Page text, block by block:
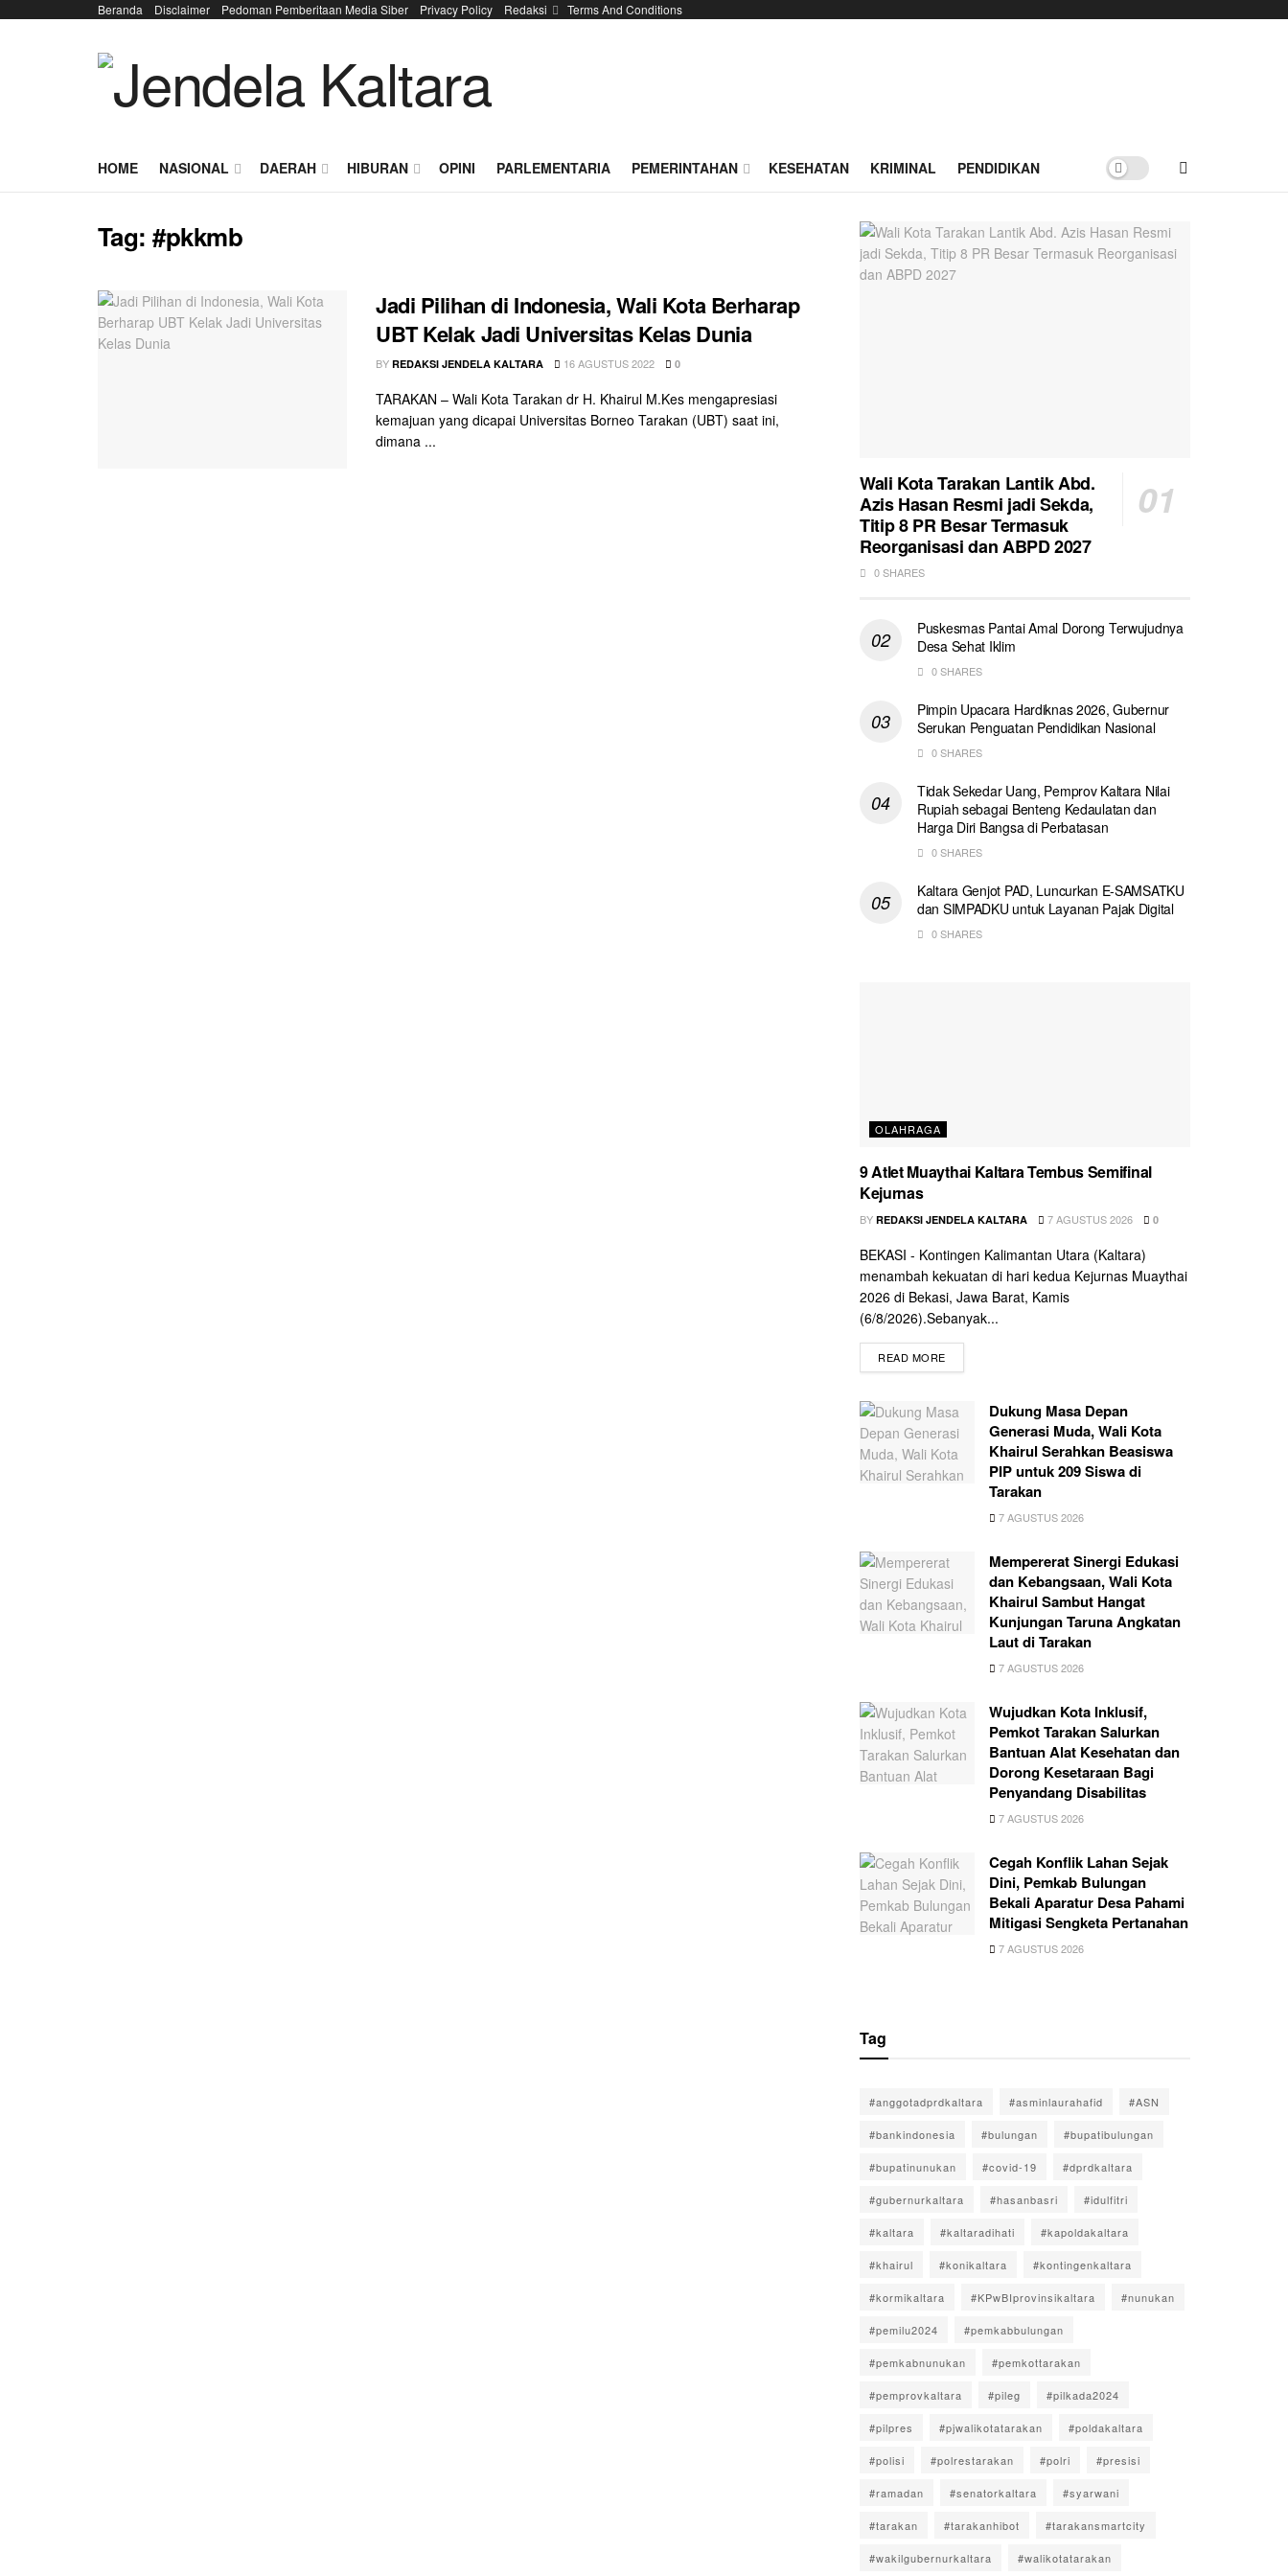
Beranda Disclaimer Pedoman Pemberitaan Media Siber Privacy Policy Redaksi Terms And Conditions
HOME NASIONAL DAERAH HIBURAN OPINI PARLEMENTARIA PEMERINTAHAN KESEHATAN KRIMINAL PENDIDIKAN
Tag:#pkkmb
Jadi Pilihan di Indonesia, Wali Kota Berharap
UBT Kelak Jadi Universitas Kelas Dunia
BY REDAKSI JENDELA KALTARA 16 AGUSTUS 2022 0
TARAKAN – Wali Kota Tarakan dr H. Khairul M.Kes mengapresiasi
kemajuan yang dicapai Universitas Borneo Tarakan (UBT) saat ini,
dimana ...
Wali Kota Tarakan Lantik Abd.
Azis Hasan Resmi jadi Sekda,
Titip 8 PR Besar Termasuk
Reorganisasi dan ABPD 2027
0 SHARES
Puskesmas Pantai Amal Dorong Terwujudnya
Desa Sehat Iklim
0 SHARES
Pimpin Upacara Hardiknas 2026, Gubernur
Serukan Penguatan Pendidikan Nasional
0 SHARES
Tidak Sekedar Uang, Pemprov Kaltara Nilai
Rupiah sebagai Benteng Kedaulatan dan
Harga Diri Bangsa di Perbatasan
0 SHARES
Kaltara Genjot PAD, Luncurkan E-SAMSATKU
dan SIMPADKU untuk Layanan Pajak Digital
0 SHARES
OLAHRAGA
9 Atlet Muaythai Kaltara Tembus Semifinal
Kejurnas
BY REDAKSI JENDELA KALTARA 7 AGUSTUS 2026 0
BEKASI - Kontingen Kalimantan Utara (Kaltara)
menambah kekuatan di hari kedua Kejurnas Muaythai
2026 di Bekasi, Jawa Barat, Kamis
(6/8/2026).Sebanyak...
READ MORE
Dukung Masa Depan
Generasi Muda, Wali Kota
Khairul Serahkan Beasiswa
PIP untuk 209 Siswa di
Tarakan
7 AGUSTUS 2026
Mempererat Sinergi Edukasi
dan Kebangsaan, Wali Kota
Khairul Sambut Hangat
Kunjungan Taruna Angkatan
Laut di Tarakan
7 AGUSTUS 2026
Wujudkan Kota Inklusif,
Pemkot Tarakan Salurkan
Bantuan Alat Kesehatan dan
Dorong Kesetaraan Bagi
Penyandang Disabilitas
7 AGUSTUS 2026
Cegah Konflik Lahan Sejak
Dini, Pemkab Bulungan
Bekali Aparatur Desa Pahami
Mitigasi Sengketa Pertanahan
7 AGUSTUS 2026
Tag
#anggotadprdkaltara #asminlaurahafid #ASN
#bankindonesia #bulungan #bupatibulungan
#bupatinunukan #covid-19 #dprdkaltara
#gubernurkaltara #hasanbasri #idulfitri
#kaltara #kaltaradihati #kapoldakaltara
#khairul #konikaltara #kontingenkaltara
#kormikaltara #KPwBIprovinsikaltara #nunukan
#pemilu2024 #pemkabbulungan
#pemkabnunukan #pemkottarakan
#pemprovkaltara #pileg #pilkada2024
#pilpres #pjwalikotatarakan #poldakaltara
#polisi #polrestarakan #polri #presisi
#ramadan #senatorkaltara #syarwani
#tarakan #tarakanhibot #tarakansmartcity
#wakilgubernurkaltara #walikotatarakan